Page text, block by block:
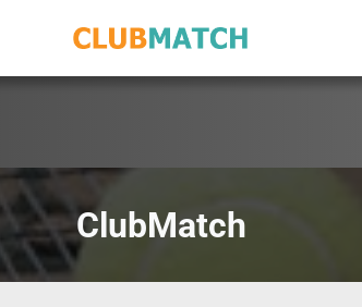
ClubMatch